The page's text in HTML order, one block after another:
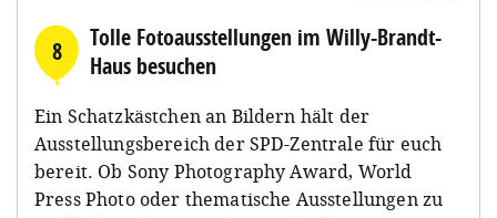
8
Tolle Fotoausstellungen im Willy-Brandt-
Haus besuchen
Ein Schatzkästchen an Bildern hält der
Ausstellungsbereich der SPD-Zentrale für euch
bereit. Ob Sony Photography Award, World
Press Photo oder thematische Ausstellungen zu